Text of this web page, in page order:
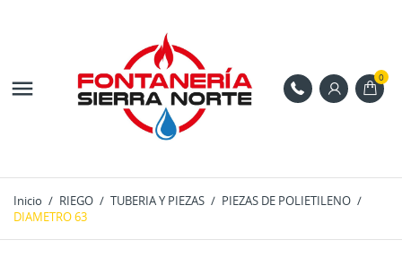
 0
Inicio RIEGO TUBERIA Y PIEZAS
PIEZAS DE POLIETILENO
DIAMETRO 63